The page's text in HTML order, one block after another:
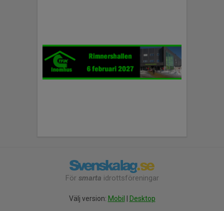
För smarta idrottsföreningar
Välj version: Mobil Desktop